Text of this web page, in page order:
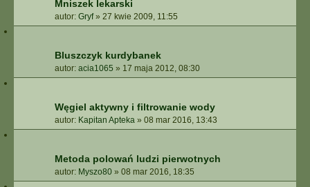
Mniszek lekarski
autor: Gryf» 27 kwie 2009, 11:55
Bluszczyk kurdybanek
autor: acia1065 » 17 maja 2012, 08:30
Węgiel aktywny i filtrowanie wody
autor: Kapitan Apteka » 08 mar 2016, 13:43
Metoda polowań ludzi pierwotnych
autor: Myszo80 » 08 mar 2016, 18:35